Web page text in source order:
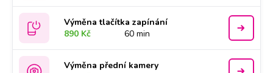
Výměna tlačítka zapínání
890 Kč
60 min
Výměna přední kamery